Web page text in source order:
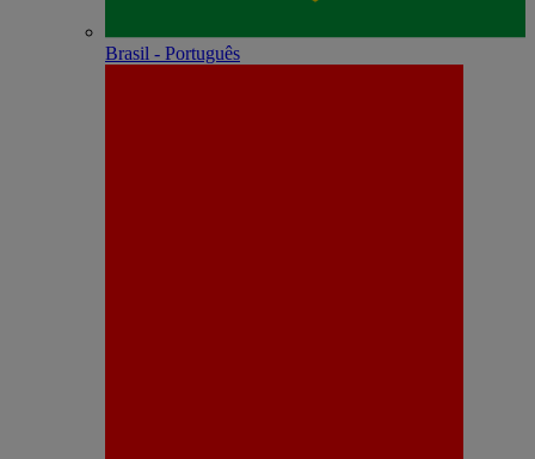
Brasil - Português